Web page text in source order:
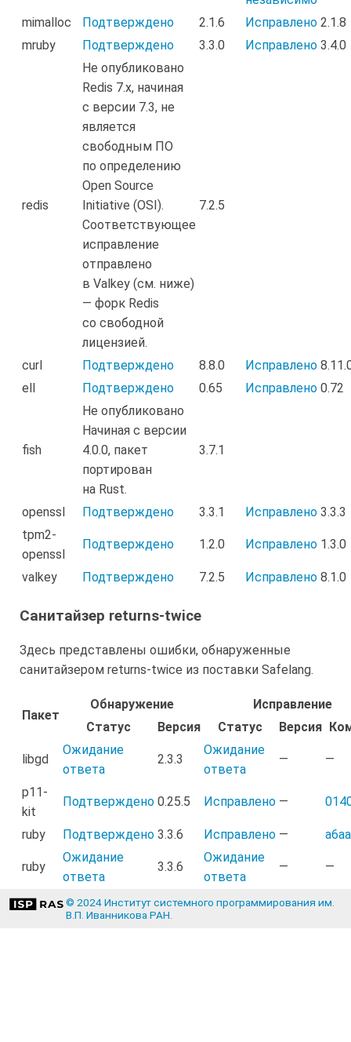
mimalloc
Подтверждено 2.1.6 Исправлено 2.1.8
mruby
Подтверждено 3.3.0 Исправлено 3.4.0
redis
Не опубликовано
Redis 7.x, начиная
с версии 7.3, не
является
свободным ПО
по определению
Open Source
Initiative (OSI).
Соответствующее
исправление
отправлено
в Valkey (см. ниже)
— форк Redis
со свободной
лицензией.
7.2.5
curl Подтверждено 8.8.0 Исправлено
ell
Подтверждено 0.65 Исправлено 0.72
fish
Не опубликовано
Начиная с версии
4.0.0, пакет
портирован
на Rust.
3.7.1
openssl Подтверждено 3.3.1 Исправлено 3.3.3
tpm2-
openssl
Подтверждено 1.2.0 Исправлено 1.3.0
valkey Подтверждено 7.2.5 Исправлено 8.1.0
Санитайзер returns-twice
Здесь представлены ошибки, обнаруженные
санитайзером returns-twice из поставки Safelang.
Пакет
Обнаружение
Исправление
Статус
Версия Статус Версия
libgd
Ожидание
ответа
2.3.3
Ожидание
ответа
— —
p11-
kit
Подтверждено 0.25.5 Исправлено —
ruby Подтверждено 3.3.6 Исправлено —
ruby
Ожидание
ответа
3.3.6
Ожидание
ответа
— —
© 2024 Институт системного программирования им.
В.П. Иванникова РАН.